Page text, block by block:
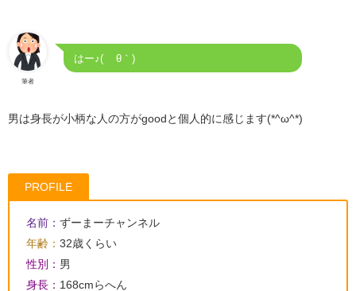
筆者
はー♪( ´θ｀)
男は身長が小柄な人の方がgoodと個人的に感じます(*^ω^*)
PROFILE
名前： ずーまーチャンネル
年齢： 32歳くらい
性別： 男
身長： 168cmらへん